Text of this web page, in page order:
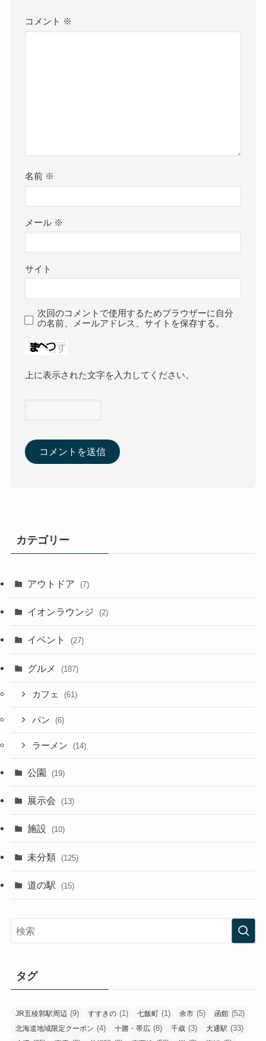
コメント ※
名前 ※
メール ※
サイト
次回のコメントで使用するためブラウザーに自分
の名前、メールアドレス、サイトを保存する。
上に表示された文字を入力してください。
カテゴリー
アウトドア (7)
イオンラウンジ (2)
イベント (27)
グルメ (187)
カフェ (61)
パン (6)
ラーメン (14)
公園 (19)
展示会 (13)
施設 (10)
未分類 (125)
道の駅 (15)
タグ
JR五稜郭駅周辺 (9) すすきの (1) 七飯町 (1) 余市 (5) 函館 (52)
北海道地域限定クーポン (4) 十勝・帯広 (8) 千歳 (3) 大通駅 (33)